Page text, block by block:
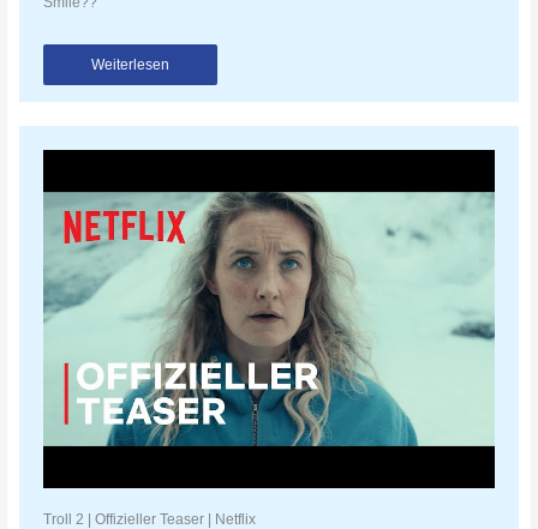
Weiterlesen
Troll 2 | Offizieller Teaser | Netflix